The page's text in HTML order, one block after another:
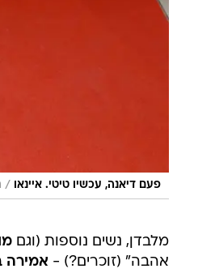
פעם דיאנה, עכשיו טיטי. איינאו /
מלבדן, נשים נוספות (וגם
אהבה" (זוכרים?) - אמירה